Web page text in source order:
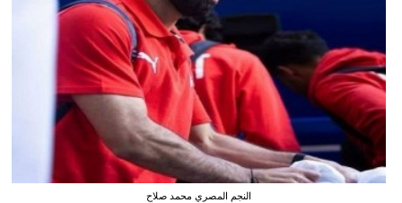
النجم المصري محمد صلاح